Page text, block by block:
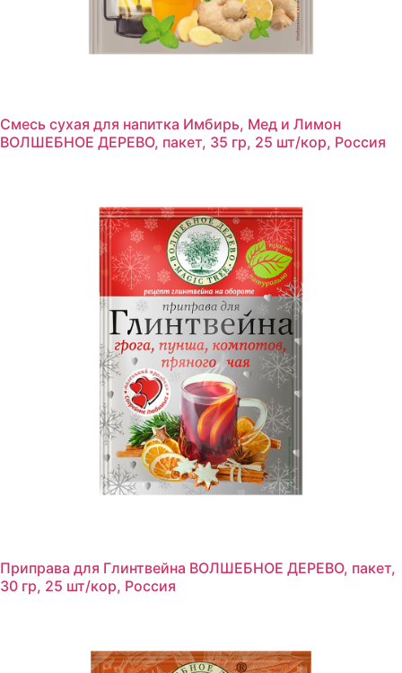
Смесь сухая для напитка Имбирь, Мед и Лимон
ВОЛШЕБНОЕ ДЕРЕВО, пакет, 35 гр, 25 шт/кор, Россия
Приправа для Глинтвейна ВОЛШЕБНОЕ ДЕРЕВО, пакет,
30 гр, 25 шт/кор, Россия